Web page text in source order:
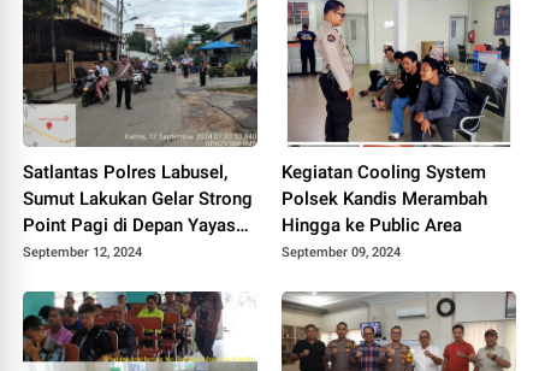
Satlantas Polres Labusel,
Sumut Lakukan Gelar Strong
Point Pagi di Depan Yayasan
Ki Hajar Dewantara
September 12, 2024
Kegiatan Cooling System
Polsek Kandis Merambah
Hingga ke Public Area
September 09, 2024